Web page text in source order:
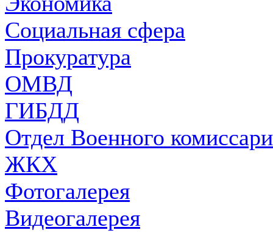
Социальная сфера
Прокуратура
ОМВД
ГИБДД
Отдел Военного
ЖКХ
Фотогалерея
Видеогалерея